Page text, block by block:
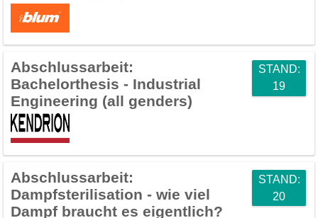
Abschlussarbeit:
Bachelorthesis - Industrial
Engineering (all genders)
STAND:
19
Abschlussarbeit:
Dampfsterilisation - wie viel
Dampf braucht es eigentlich?
STAND:
20